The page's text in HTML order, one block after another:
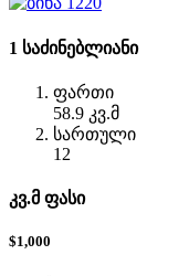
1 საძინებლიანი
ფართი
58.9 კვ.მ
სართული
12
კვ.მ ფასი
$1,000